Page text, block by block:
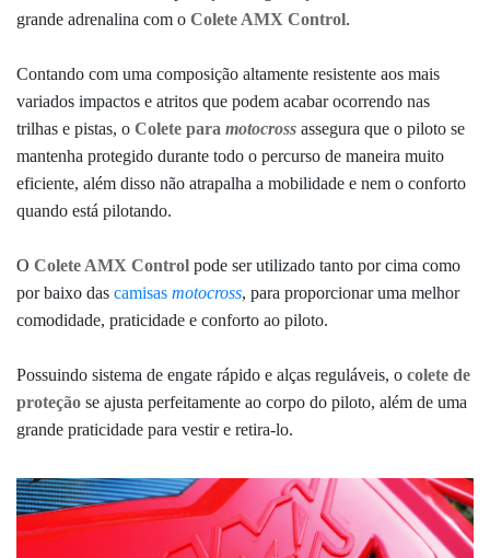
grande adrenalina com o Colete AMX Control.
Contando com uma composição altamente resistente aos mais
variados impactos e atritos que podem acabar ocorrendo nas
trilhas e pistas, o Colete para motocross assegura que o piloto se
mantenha protegido durante todo o percurso de maneira muito
eficiente, além disso não atrapalha a mobilidade e nem o conforto
quando está pilotando.
O Colete AMX Control pode ser utilizado tanto por cima como
por baixo das camisas motocross, para proporcionar uma melhor
comodidade, praticidade e conforto ao piloto.
Possuindo sistema de engate rápido e alças reguláveis, o colete de
proteção se ajusta perfeitamente ao corpo do piloto, além de uma
grande praticidade para vestir e retira-lo.